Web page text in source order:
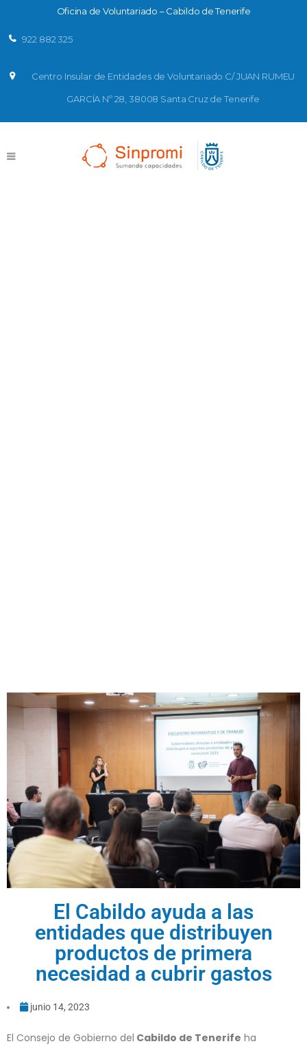
Oficina de Voluntariado – Cabildo de Tenerife
922 882 325
Centro Insular de Entidades de Voluntariado C/ JUAN RUMEU
GARCÍA Nº 28, 38008 Santa Cruz de Tenerife
El Cabildo ayuda a las
entidades que distribuyen
productos de primera
necesidad a cubrir gastos
junio 14, 2023
El Consejo de Gobierno del Cabildo de Tenerife ha